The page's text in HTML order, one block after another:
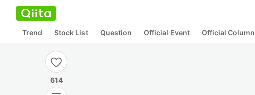
Trend Stock List Question Official Event Official Column
614